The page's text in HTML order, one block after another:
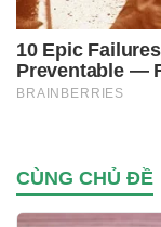
CÙNG CHỦ ĐỀ